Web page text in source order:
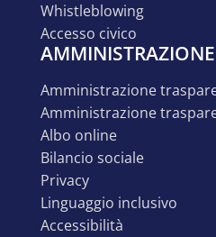
whistleblowing
accesso civico
AMMINISTRAZIONE
amministrazione
amministrazione
albo online
bilancio sociale
privacy
linguaggio inclusivo
accessibilità